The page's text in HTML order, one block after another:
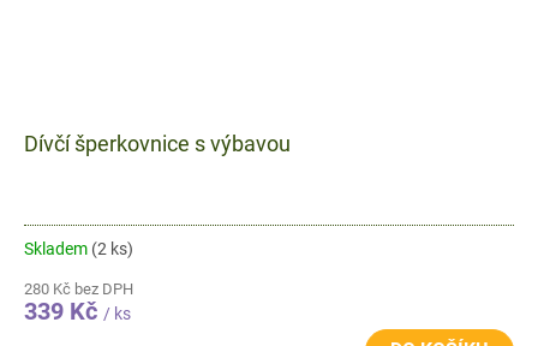
Dívčí šperkovnice s výbavou
Skladem (2 ks)
280 Kč bez DPH
339 Kč / ks